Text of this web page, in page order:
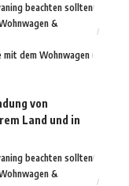
beachten sollten
&
mit dem Wohnwagen
von
Land und in
beachten sollten
&